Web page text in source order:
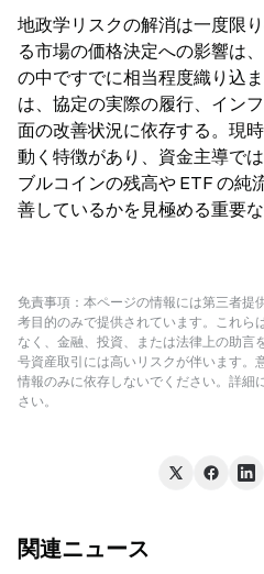
地政学リスクの解消は一度限
る市場の価格決定への影響は
の中ですでに相当程度織り込
は、協定の実際の履行、イン
面の改善状況に依存する。現
動く特徴があり、資金主導で
ブルコインの残高や ETF の純
善しているかを見極める重要な
免責事項：本ページの情報には第三者提
考目的のみで提供されています。これら
なく、金融、投資、または法律上の助言
号資産取引には高いリスクが伴います。
情報のみに依存しないでください。詳細
さい。
関連ニュース